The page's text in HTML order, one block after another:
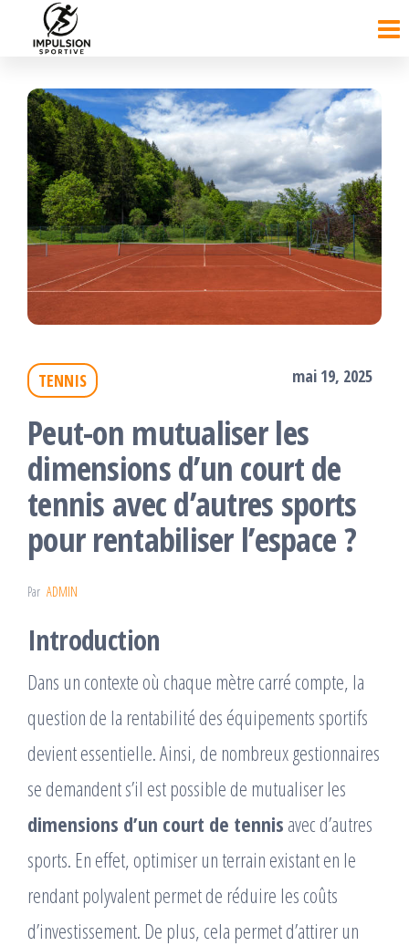
contenu
TENNIS mai 19, 2025
Peut-on mutualiser les
dimensions d’un court de
tennis avec d’autres sports
pour rentabiliser l’espace ?
Par ADMIN
Introduction
Dans un contexte où chaque mètre carré compte, la
question de la rentabilité des équipements sportifs
devient essentielle. Ainsi, de nombreux gestionnaires
se demandent s’il est possible de mutualiser les
dimensions d’un court de tennis avec d’autres
sports. En effet, optimiser un terrain existant en le
rendant polyvalent permet de réduire les coûts
d’investissement. De plus, cela permet d’attirer un